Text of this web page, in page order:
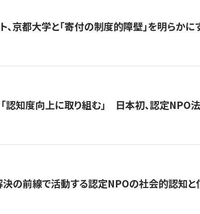
、京都大学と「寄付の制度的障壁」を明らか
認知度向上に取り組む」 日本初、認定NPO
の前線で活動する認定NPOの社会的認知と